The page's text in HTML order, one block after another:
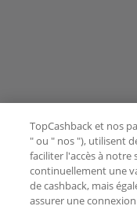
TopCashback et nos
" ou " nos "), utilisent
faciliter l'accès à
continuellement une
de cashback, mais
assurer une